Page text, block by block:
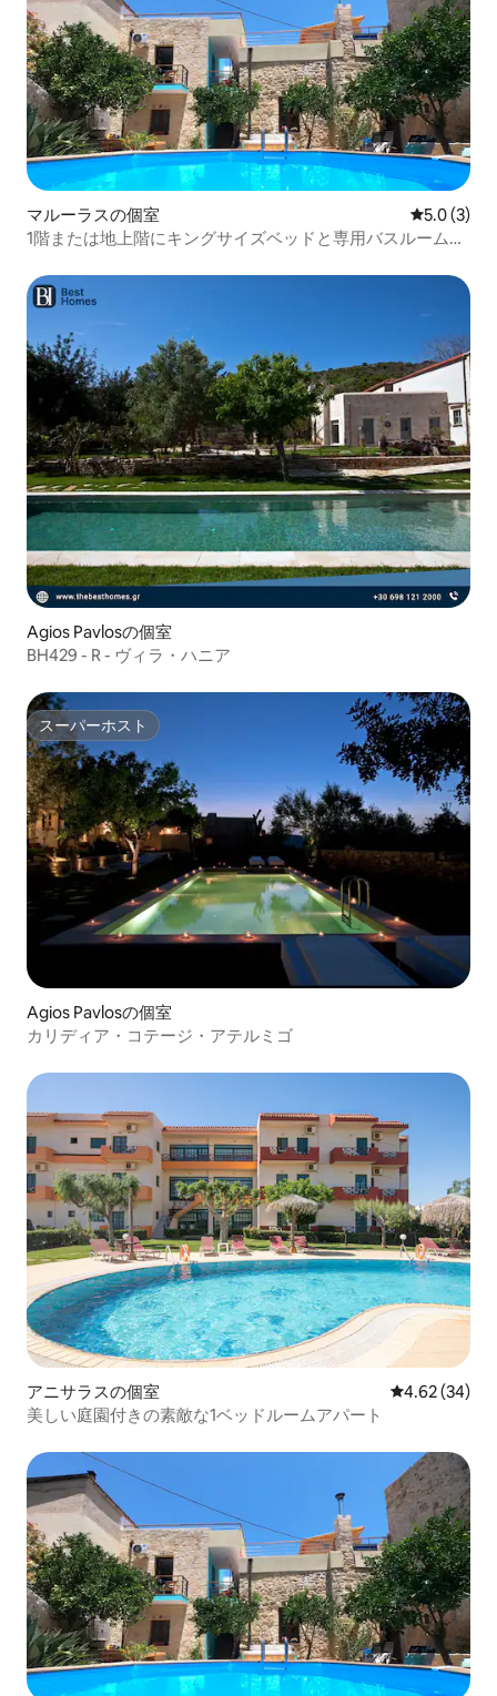
マルーラスの個室 レビュー3
5.0 (3)
1階または地上階にキングサイズベッドと専用バスルームが
Agios Pavlosの個室
BH429 - R - ヴィラ・ハニア
スーパーホスト
スーパーホスト
Agios Pavlosの個室
カリディア・コテージ・アテルミゴ
アニサラスの個室 レビュー34
4.62 (34)
美しい庭園付きの素敵な1ベッドルームアパート